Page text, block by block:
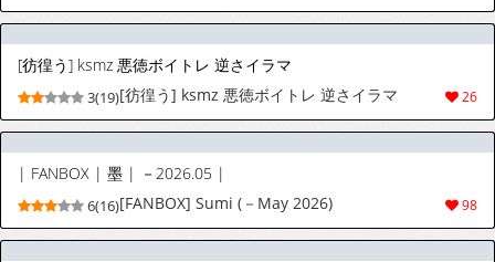
[彷徨う] ksmz 悪徳ボイトレ 逆さイラマ
26
3(19)[彷徨う] ksmz 悪徳ボイトレ 逆さイラマ
| FANBOX | 墨 | －2026.05 |
98
6(16)[FANBOX] Sumi (－May 2026)